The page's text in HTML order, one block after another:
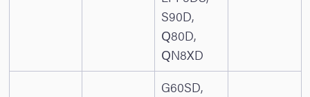
S90D,
Q80D,
QN8XD
G60SD,